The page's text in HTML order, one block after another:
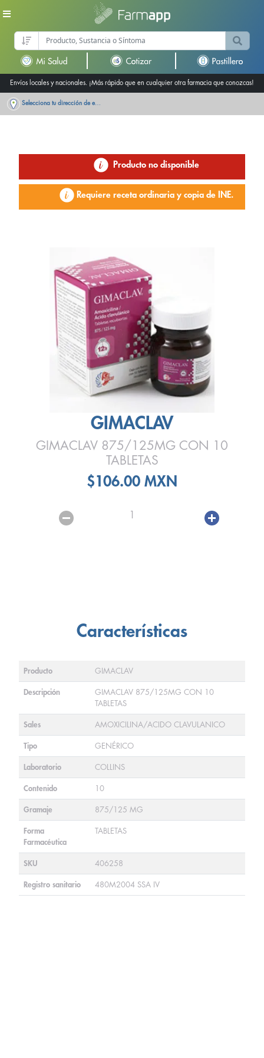
Envíos locales y nacionales. ¡Más rápido que en cualquier otra farmacia que conozcas!
Selecciona tu dirección de entrega
Producto no disponible
Requiere receta ordinaria y copia de INE.
GIMACLAV
GIMACLAV 875/125MG CON 10
TABLETAS
$106.00 MXN
1
Características
Producto GIMACLAV
Descripción
GIMACLAV 875/125MG CON 10
TABLETAS
Sales AMOXICILINA/ACIDO CLAVULANICO
Tipo GENÉRICO
Laboratorio COLLINS
Contenido 10
Gramaje 875/125 MG
Forma
Farmacéutica
TABLETAS
SKU 406258
Registro sanitario 480M2004 SSA IV